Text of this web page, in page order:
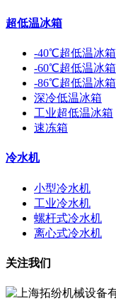
超低温冰箱
-40℃超低温冰箱
-60℃超低温冰箱
-86℃超低温冰箱
深冷低温冰箱
工业超低温冰箱
速冻箱
冷水机
小型冷水机
工业冷水机
螺杆式冷水机
离心式冷水机
关注我们